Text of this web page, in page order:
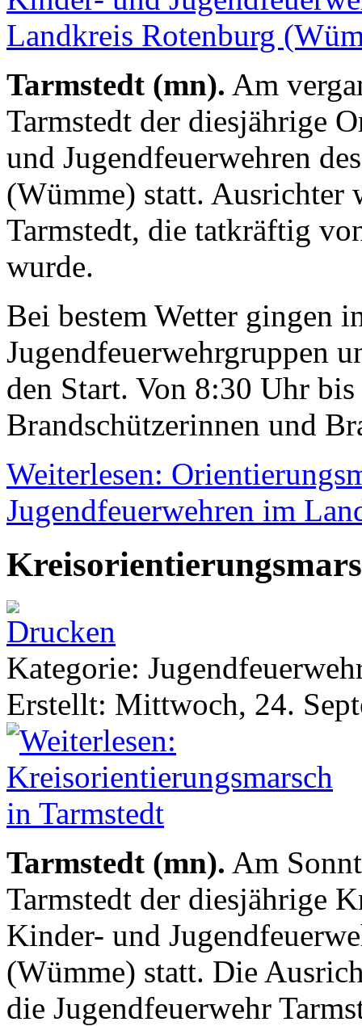
Tarmstedt (mn). Am
Tarmstedt der diesjährige
und Jugendfeuerwehren
(Wümme) statt. Ausrichter
Tarmstedt, die tatkräftig
wurde.
Bei bestem Wetter gingen
Jugendfeuerwehrgruppen
den Start. Von 8:30 Uhr
Brandschützerinnen und
Weiterlesen:
Jugendfeuerwehren im
Kategorie:
Erstellt: Mittwoch, 24.
Tarmstedt (mn). Am
Tarmstedt der diesjährige
Kinder- und
(Wümme) statt. Die
die Jugendfeuerwehr